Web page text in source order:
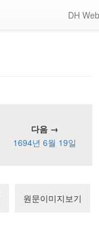
DH
다음 →
1694년 6월 19일
원문이미지보기